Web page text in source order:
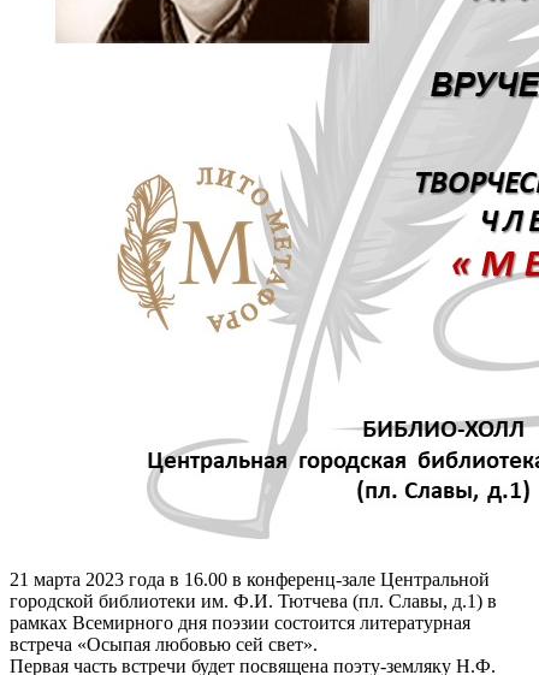
21 марта 2023 года в 16.00 в конференц-зале Центральной
городской библиотеки им. Ф.И. Тютчева (пл. Славы, д.1) в
рамках Всемирного дня поэзии состоится литературная
встреча «Осыпая любовью сей свет».
Первая часть встречи будет посвящена поэту-земляку Н.Ф.